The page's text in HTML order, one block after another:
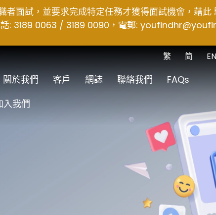
面試，並要求完成特定任務才獲得面試機會，藉
: 3189 0063 / 3189 0090，電郵:
EN
简
繁
關於我們 客戶 網誌 聯絡我們
FAQs
入我們